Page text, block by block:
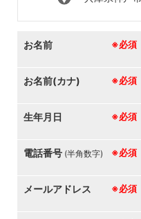
お名前 ※必須
お名前(カナ) ※必須
生年月日 ※必須
電話番号 ※必須
(半角数字)
メールアドレス ※必須